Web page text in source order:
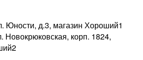
Юности, д.3, магазин Хороший1
Новокрюковская, корп. 1824,
2